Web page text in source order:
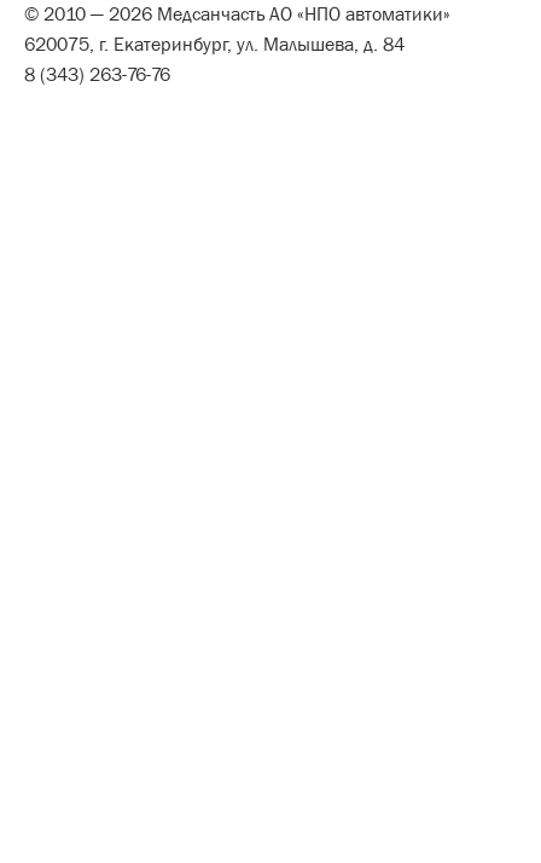
© 2010 — 2026 Медсанчасть АО «НПО автоматики»
620075, г. Екатеринбург, ул. Малышева, д. 84
8 (343) 263-76-76